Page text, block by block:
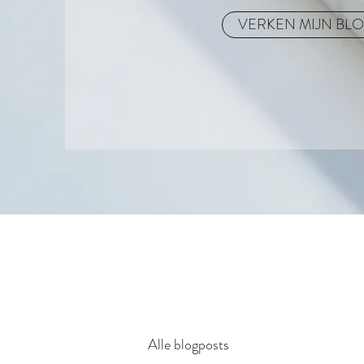
VERKEN MIJN
Alle blogposts